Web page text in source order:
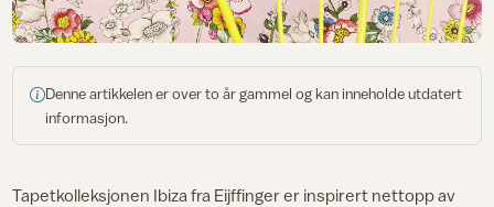
Denne artikkelen er over to år gammel og kan inneholde utdatert
informasjon.
Tapetkolleksjonen Ibiza fra Eijffinger er inspirert nettopp av